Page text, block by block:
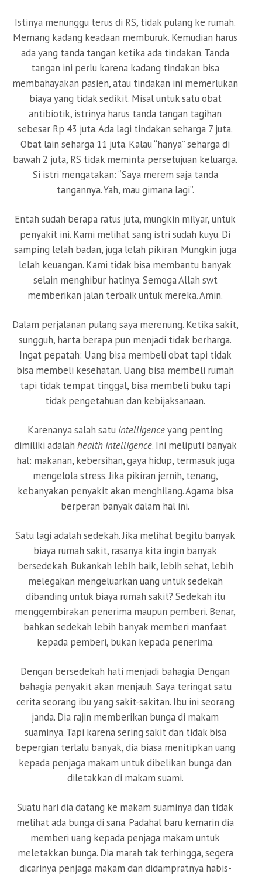
Istinya menunggu terus di RS, tidak pulang ke rumah.
Memang kadang keadaan memburuk. Kemudian harus
ada yang tanda tangan ketika ada tindakan. Tanda
tangan ini perlu karena kadang tindakan bisa
membahayakan pasien, atau tindakan ini memerlukan
biaya yang tidak sedikit. Misal untuk satu obat
antibiotik, istrinya harus tanda tangan tagihan
sebesar Rp 43 juta. Ada lagi tindakan seharga 7 juta.
Obat lain seharga 11 juta. Kalau “hanya” seharga di
bawah 2 juta, RS tidak meminta persetujuan keluarga.
Si istri mengatakan: “Saya merem saja tanda
tangannya. Yah, mau gimana lagi”.
Entah sudah berapa ratus juta, mungkin milyar, untuk
penyakit ini. Kami melihat sang istri sudah kuyu. Di
samping lelah badan, juga lelah pikiran. Mungkin juga
lelah keuangan. Kami tidak bisa membantu banyak
selain menghibur hatinya. Semoga Allah swt
memberikan jalan terbaik untuk mereka. Amin.
Dalam perjalanan pulang saya merenung. Ketika sakit,
sungguh, harta berapa pun menjadi tidak berharga.
Ingat pepatah: Uang bisa membeli obat tapi tidak
bisa membeli kesehatan. Uang bisa membeli rumah
tapi tidak tempat tinggal, bisa membeli buku tapi
tidak pengetahuan dan kebijaksanaan.
Karenanya salah satu intelligenceyang penting
dimiliki adalah health intelligence. Ini meliputi banyak
hal: makanan, kebersihan, gaya hidup, termasuk juga
mengelola stress. Jika pikiran jernih, tenang,
kebanyakan penyakit akan menghilang. Agama bisa
berperan banyak dalam hal ini.
Satu lagi adalah sedekah. Jika melihat begitu banyak
biaya rumah sakit, rasanya kita ingin banyak
bersedekah. Bukankah lebih baik, lebih sehat, lebih
melegakan mengeluarkan uang untuk sedekah
dibanding untuk biaya rumah sakit? Sedekah itu
menggembirakan penerima maupun pemberi. Benar,
bahkan sedekah lebih banyak memberi manfaat
kepada pemberi, bukan kepada penerima.
Dengan bersedekah hati menjadi bahagia. Dengan
bahagia penyakit akan menjauh. Saya teringat satu
cerita seorang ibu yang sakit-sakitan. Ibu ini seorang
janda. Dia rajin memberikan bunga di makam
suaminya. Tapi karena sering sakit dan tidak bisa
bepergian terlalu banyak, dia biasa menitipkan uang
kepada penjaga makam untuk dibelikan bunga dan
diletakkan di makam suami.
Suatu hari dia datang ke makam suaminya dan tidak
melihat ada bunga di sana. Padahal baru kemarin dia
memberi uang kepada penjaga makam untuk
meletakkan bunga. Dia marah tak terhingga, segera
dicarinya penjaga makam dan didampratnya habis-